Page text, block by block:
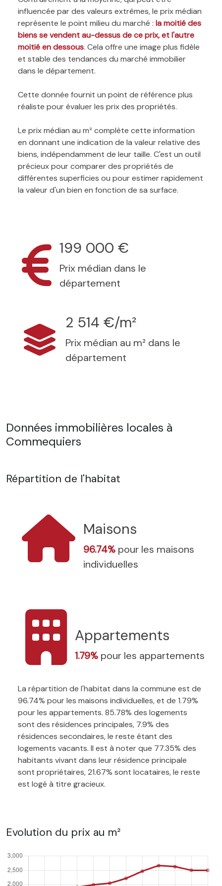
influencée par des valeurs extrêmes, le prix médian
représente le point milieu du marché : la moitié des
biens se vendent au-dessus de ce prix, et l'autre
moitié en dessous. Cela offre une image plus fidèle
et stable des tendances du marché immobilier
dans le département.
Cette donnée fournit un point de référence plus
réaliste pour évaluer les prix des propriétés.
Le prix médian au m² complète cette information
en donnant une indication de la valeur relative des
biens, indépendamment de leur taille. C'est un outil
précieux pour comparer des propriétés de
différentes superficies ou pour estimer rapidement
la valeur d'un bien en fonction de sa surface.
199 000 €
Prix médian dans le
département
2 514 €/m²
Prix médian au m² dans le
département
Données immobilières locales à
Commequiers
Répartition de l'habitat
Maisons
96.74% pour les maisons
individuelles
Appartements
1.79% pour les appartements
La répartition de l'habitat dans la commune est de
96.74% pour les maisons individuelles, et de 1.79%
pour les appartements. 85.78% des logements
sont des résidences principales, 7.9% des
résidences secondaires, le reste étant des
logements vacants. Il est à noter que 77.35% des
habitants vivant dans leur résidence principale
sont propriétaires, 21.67% sont locataires, le reste
est logé à titre gracieux.
Evolution du prix au m²